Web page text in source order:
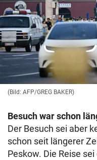
(Bild: AFP/GREG BAKER)
Besuch war schon
Der Besuch sei aber
schon seit längerer
Peskow. Die Reise